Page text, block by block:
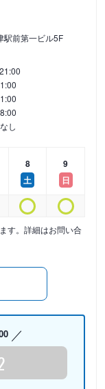
駅前第一ビル5F
し
8
土
9
日
す。詳細はお問い合